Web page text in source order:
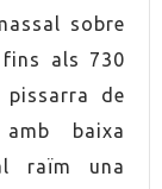
sobre
fins als 730
de
baixa
raïm una